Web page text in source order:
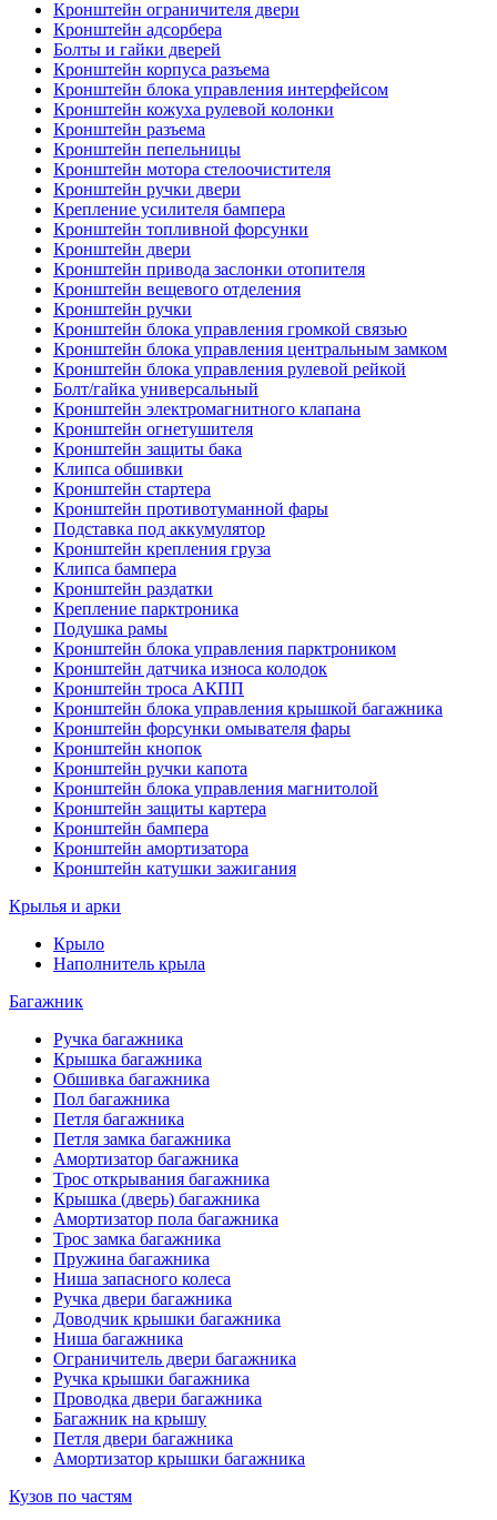
Кронштейн ограничителя двери
Кронштейн адсорбера
Болты и гайки дверей
Кронштейн корпуса разъема
Кронштейн блока управления интерфейсом
Кронштейн кожуха рулевой колонки
Кронштейн разъема
Кронштейн пепельницы
Кронштейн мотора стелоочистителя
Кронштейн ручки двери
Крепление усилителя бампера
Кронштейн топливной форсунки
Кронштейн двери
Кронштейн привода заслонки отопителя
Кронштейн вещевого отделения
Кронштейн ручки
Кронштейн блока управления громкой связью
Кронштейн блока управления центральным замком
Кронштейн блока управления рулевой рейкой
Болт/гайка универсальный
Кронштейн электромагнитного клапана
Кронштейн огнетушителя
Кронштейн защиты бака
Клипса обшивки
Кронштейн стартера
Кронштейн противотуманной фары
Подставка под аккумулятор
Кронштейн крепления груза
Клипса бампера
Кронштейн раздатки
Крепление парктроника
Подушка рамы
Кронштейн блока управления парктроником
Кронштейн датчика износа колодок
Кронштейн троса АКПП
Кронштейн блока управления крышкой багажника
Кронштейн форсунки омывателя фары
Кронштейн кнопок
Кронштейн ручки капота
Кронштейн блока управления магнитолой
Кронштейн защиты картера
Кронштейн бампера
Кронштейн амортизатора
Кронштейн катушки зажигания
Крылья и арки
Крыло
Наполнитель крыла
Багажник
Ручка багажника
Крышка багажника
Обшивка багажника
Пол багажника
Петля багажника
Петля замка багажника
Амортизатор багажника
Трос открывания багажника
Крышка (дверь) багажника
Амортизатор пола багажника
Трос замка багажника
Пружина багажника
Ниша запасного колеса
Ручка двери багажника
Доводчик крышки багажника
Ниша багажника
Ограничитель двери багажника
Ручка крышки багажника
Проводка двери багажника
Багажник на крышу
Петля двери багажника
Амортизатор крышки багажника
Кузов по частям